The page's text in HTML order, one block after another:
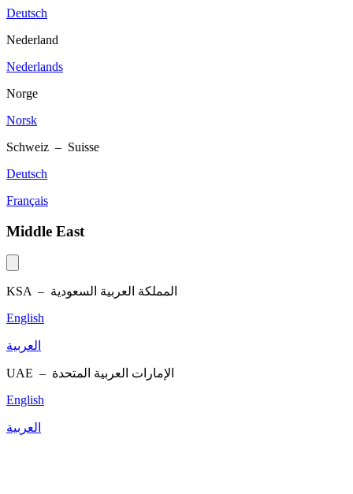
Deutsch
Nederland
Nederlands
Norge
Norsk
Schweiz – Suisse
Deutsch
Français
Middle East
KSA – المملكة العربية السعودية
English
العربية
UAE – الإمارات العربية المتحدة
English
العربية